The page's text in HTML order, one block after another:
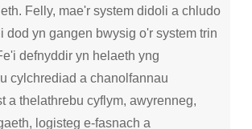
Felly, mae'r system didoli a chludo
dod yn gangen bwysig o'r system trin
defnyddir yn helaeth yng
cylchrediad a chanolfannau
a thelathrebu cyflym, awyrenneg,
logisteg e-fasnach a